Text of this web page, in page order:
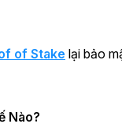
of Stake lại bảo
Nào?